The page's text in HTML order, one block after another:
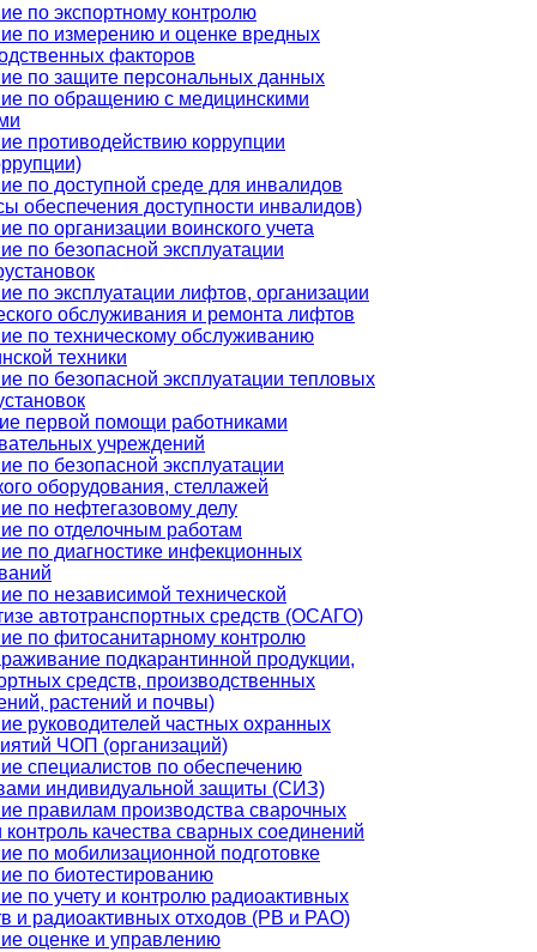
по экспортному контролю
по измерению и оценке вредных
факторов
по защите персональных данных
по обращению с медицинскими
противодействию коррупции
по доступной среде для инвалидов
обеспечения доступности инвалидов)
по организации воинского учета
по безопасной эксплуатации
по эксплуатации лифтов, организации
обслуживания и ремонта лифтов
по техническому обслуживанию
техники
по безопасной эксплуатации тепловых
первой помощи работниками
учреждений
по безопасной эксплуатации
оборудования, стеллажей
по нефтегазовому делу
по отделочным работам
по диагностике инфекционных
по независимой технической
автотранспортных средств (ОСАГО)
по фитосанитарному контролю
подкарантинной продукции,
средств, производственных
растений и почвы)
руководителей частных охранных
ЧОП (организаций)
специалистов по обеспечению
индивидуальной защиты (СИЗ)
правилам производства сварочных
контроль качества сварных соединений
по мобилизационной подготовке
по биотестированию
по учету и контролю радиоактивных
и радиоактивных отходов (РВ и РАО)
оценке и управлению